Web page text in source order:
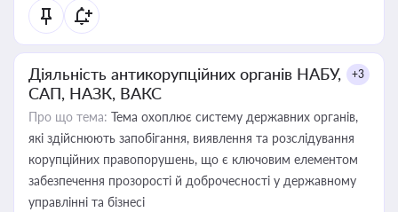
Діяльність антикорупційних органів НАБУ,
САП, НАЗК, ВАКС
+3
Про що тема: Тема охоплює систему державних органів,
які здійснюють запобігання, виявлення та розслідування
корупційних правопорушень, що є ключовим елементом
забезпечення прозорості й доброчесності у державному
управлінні та бізнесі